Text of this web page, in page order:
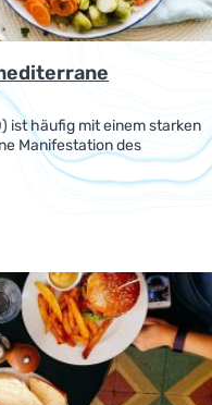
ist häufig mit einem starken
Manifestation des
werden. Mit
lässt sich die NAFLD